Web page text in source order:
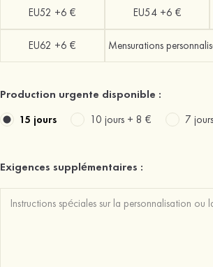
EU52 +6 € EU54 +6 €
EU62 +6 € Mensurations
Production urgente disponible :
15 jours 10 jours + 8 € 7
Exigences supplémentaires :